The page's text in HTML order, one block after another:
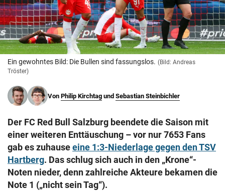
© Krone Multimedia GmbH & Co KG 2026
Muthgasse 2, 1190 Wien
Ein gewohntes Bild: Die Bullen sind fassungslos. (Bild: Andreas
Tröster)
Von Philip Kirchtag und Sebastian Steinbichler
Der FC Red Bull Salzburg beendete die Saison mit
einer weiteren Enttäuschung – vor nur 7653 Fans
gab es zuhauseeine 1:3-Niederlage gegen den TSV
Hartberg. Das schlug sich auch in den „Krone“-
Noten nieder, denn zahlreiche Akteure bekamen die
Note 1 („nicht sein Tag“).